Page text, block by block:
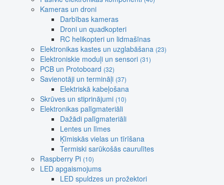
Kameras un droni
Darbības kameras
Droni un quadkopteri
RC helikopteri un lidmašīnas
Elektronikas kastes un uzglabāšana (23)
Elektroniskie moduļi un sensori (31)
PCB un Protoboard (32)
Savienotāji un termināļi (37)
Elektriskā kabeļošana
Skrūves un stiprinājumi (10)
Elektronikas palīgmateriāli
Dažādi palīgmateriāli
Lentes un līmes
Ķīmiskās vielas un tīrīšana
Termiski sarūkošās caurulītes
Raspberry Pi (10)
LED apgaismojums
LED spuldzes un prožektori